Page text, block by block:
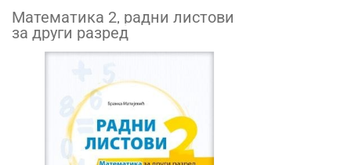
Математика 2, радни листови
за други разред